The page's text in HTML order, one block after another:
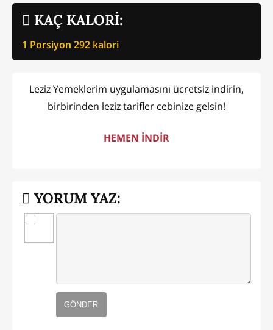
KAÇ KALORİ:
1 Porsiyon 292 kalori
Leziz Yemeklerim uygulamasını ücretsiz indirin,
birbirinden leziz tarifler cebinize gelsin!
HEMEN İNDİR
YORUM YAZ:
GÖNDER